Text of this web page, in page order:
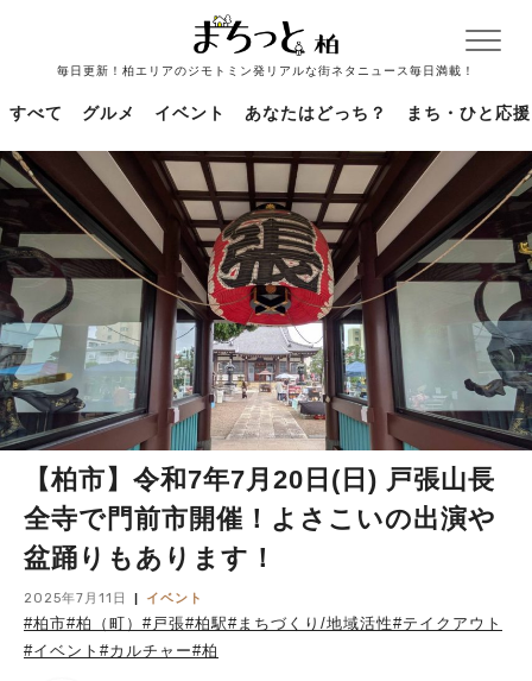
毎日更新！柏エリアのジモトミン発リアルな街ネタニュース毎日満載！
すべて グルメ イベント あなたはどっち？ まち・ひと応援
【柏市】令和7年7月20日(日) 戸張山長
全寺で門前市開催！よさこいの出演や
盆踊りもあります！
2025年7月11日 イベント
#柏市#柏（町） #戸張#柏駅#まちづくり/地域活性#テイクアウト
#イベント #カルチャー#柏